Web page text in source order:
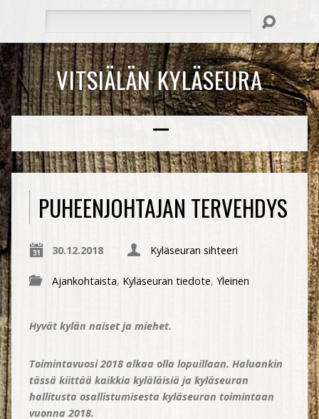
VITSIÄLÄN KYLÄSEURA
PUHEENJOHTAJAN TERVEHDYS
30.12.2018 Kyläseuran sihteeri
Ajankohtaista, Kyläseuran tiedote, Yleinen
Hyvät kylän naiset ja miehet.
Toimintavuosi 2018 alkaa olla lopuillaan. Haluankin
tässä kiittää kaikkia kyläläisiä ja kyläseuran
hallitusta osallistumisesta kyläseuran toimintaan
vuonna 2018.